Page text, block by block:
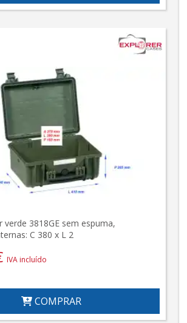
verde 3818GE sem espuma,
C 380 x L 2
IVA incluído
COMPRAR